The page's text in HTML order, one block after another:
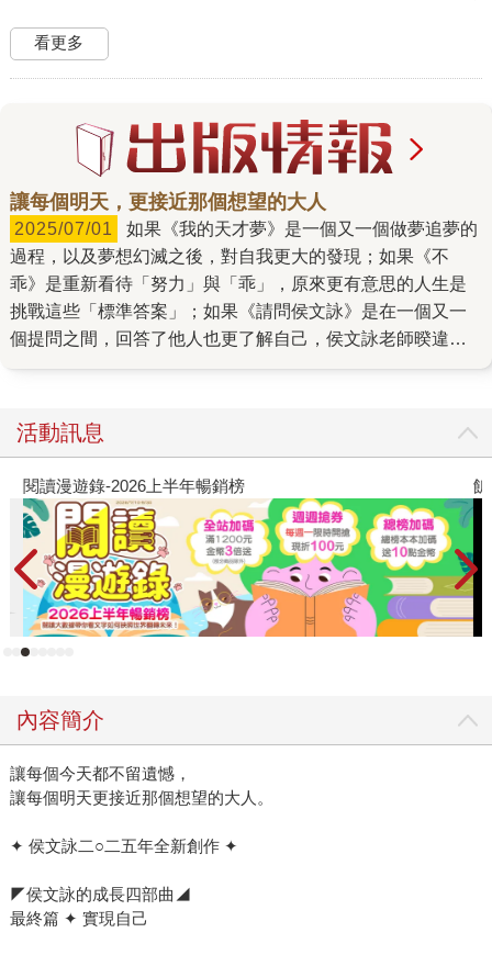
看更多
讓每個明天，更接近那個想望的大人
2025/07/01
過程，以及夢想幻滅之後，對自我更大的發現；如果《不
乖》是重新看待「努力」與「乖」，原來更有意思的人生是
挑戰這些「標準答案」；如果《請問侯文詠》是在一個又一
個提問之間，回答了他人也更了解自己，侯文詠老師暌違八
己。 熟悉侯老師作品的讀者，必然能從《變成自己想望的大
人》中感受到這條成長的脈絡。 很早以前，他就學會把事情
分作「努力的」與「好玩的」。從論文到作文，當醫生到當
作家，努力做的事得到了可以想見結果的人生，但因為「好
玩」而開始的寫作，卻讓他又去當了編劇、製作人、演講
者、主持人、網路公司創辦人⋯⋯開展出預料之外的生命歷
程。 當然，這一路上，他並非總是堅定不移，也曾有過許多
徬徨、猶豫的時刻。有時人生像攀岩，下一步去哪，取決於
這一步有什麼樣的選擇。有時不太確定當下在做的事是否具
向。 也有時，當下的事就是最重要的事。他說這一生克服艱
辛困難時刻，最大的動力很少是為了什麼偉大的理想奉獻犧
牲。多半都是因為他找到了某種情感的連結，麻醉了那個
「不喜歡」的念頭，說服自己「我真是賺到了」。 這些信
侯文詠》，我們知道他一直都是用這些方式探索生命的道
路，在這次新書中，我們卻也能讀到比過去都更多的堅定。
是在心裡長出了一些繭、受過幾次傷，卻又一再被某些人事
活動訊息
閱讀漫遊錄-2026上半年暢銷榜
內容簡介
讓每個今天都不留遺憾，
讓每個明天更接近那個想望的大人。
✦ 侯文詠二○二五年全新創作 ✦
◤侯文詠的成長四部曲◢
最終篇 ✦ 實現自己